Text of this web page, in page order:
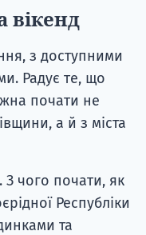
вікенд
з доступними
Радує те, що
почати не
а й з міста
. З чого почати, як
Республіки
та